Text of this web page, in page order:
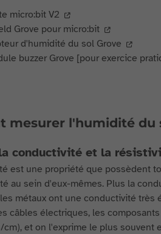
micro:bit V2
Grove pour micro:bit
d'humidité du sol Grove
buzzer Grove [pour exercice
mesurer l'humidité du
conductivité et la
est une propriété que possèdent
au sein d'eux-mêmes. Plus la
métaux ont une conductivité
câbles électriques, les
et on l'exprime le plus souvent